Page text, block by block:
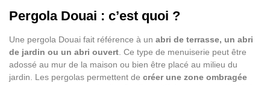
Pergola Douai : c’est quoi ?
Une pergola Douai fait référence à un abri de terrasse, un abri
de jardin ou un abri ouvert . Ce type de menuiserie peut être
adossé au mur de la maison ou bien être placé au milieu du
jardin. Les pergolas permettent de créer une zone ombragée